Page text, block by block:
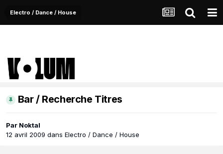
Electro / Dance / House
Bar / Recherche Titres
Par Noktal
12 avril 2009 dans Electro / Dance / House